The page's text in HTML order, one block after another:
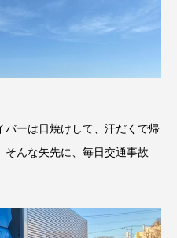
バーは日焼けして、汗だくで帰
そんな矢先に、毎日交通事故